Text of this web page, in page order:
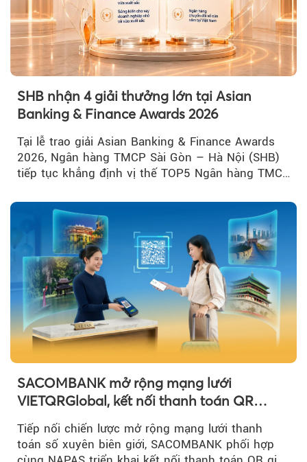
SHB nhận 4 giải thưởng lớn tại Asian
Banking & Finance Awards 2026
Tại lễ trao giải Asian Banking & Finance Awards
2026, Ngân hàng TMCP Sài Gòn – Hà Nội (SHB)
tiếp tục khẳng định vị thế TOP5 Ngân hàng TMCP
SACOMBANK mở rộng mạng lưới
VIETQRGlobal, kết nối thanh toán QR
xuyên biên giới với Singapore
Tiếp nối chiến lược mở rộng mạng lưới thanh
toán số xuyên biên giới, SACOMBANK phối hợp